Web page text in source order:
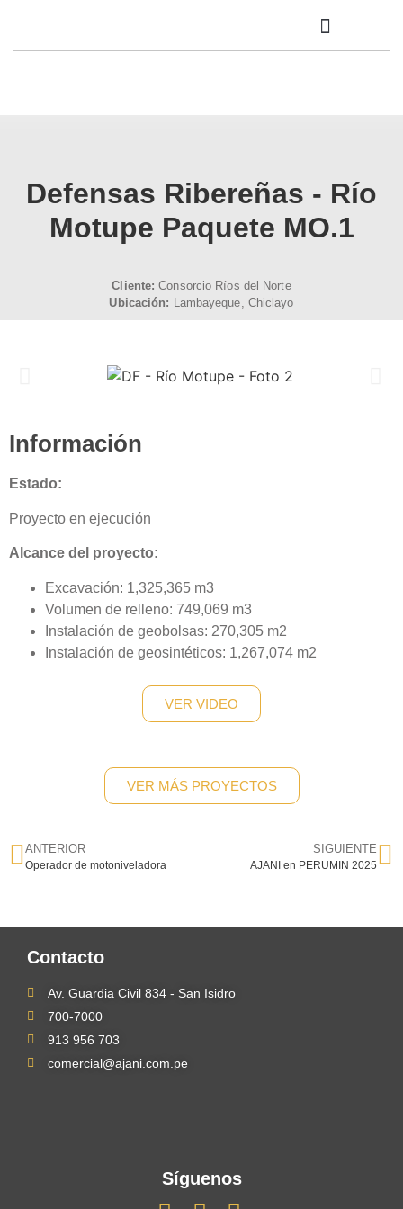
Defensas Ribereñas - Río
Motupe Paquete MO.1
Cliente:Consorcio Ríos del Norte
Ubicación: Lambayeque, Chiclayo
Información
Estado:
Proyecto en ejecución
Alcance del proyecto:
Excavación: 1,325,365 m3
Volumen de relleno: 749,069 m3
Instalación de geobolsas: 270,305 m2
Instalación de geosintéticos: 1,267,074 m2
VER VIDEO
VER MÁS PROYECTOS
ANTERIOR
Operador de motoniveladora
SIGUIENTE
AJANI en PERUMIN 2025
Contacto
Av. Guardia Civil 834 - San Isidro
700-7000
913 956 703
comercial@ajani.com.pe
Síguenos